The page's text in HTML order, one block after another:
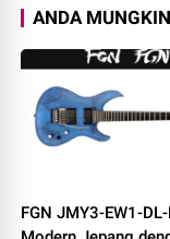
ANDA
FGN JMY3-EW1-